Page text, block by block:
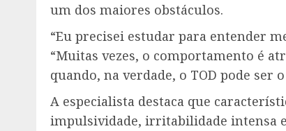
um dos maiores obstáculos.
“Eu precisei estudar para entender
“Muitas vezes, o comportamento é
quando, na verdade, o TOD pode
A especialista destaca que
impulsividade, irritabilidade intensa